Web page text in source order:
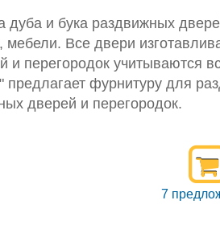
дуба и бука раздвижных
Все двери
и перегородок учитываются
предлагает фурнитуру для
дверей и перегородок.
7